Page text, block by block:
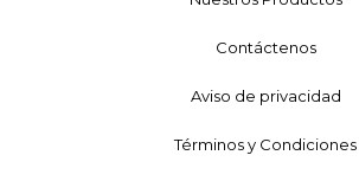
Contáctenos
Aviso de privacidad
Términos y Condiciones